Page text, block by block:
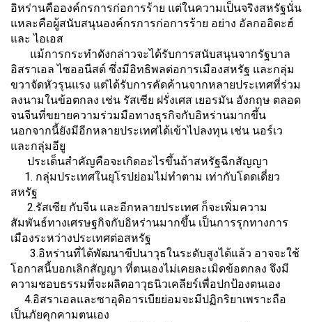
อิหร่านคือองค์กรการก่อการร้าย แต่ในความเป็นจริงสหรัฐนั่น
แหละคือผู้สนับสนุนองค์กรการก่อการร้าย อย่าง อัลกออิดะฮ์
และ ไอเอส
แม้การกระทำดังกล่าวจะได้รับการสนับสนุนจากรัฐบาล
อิสราเอล ไซออนีสต์ ซึ่งมีอิทธิพลต่อการเมืองสหรัฐ และกลุ่ม
ขวาจัดหัวรุนแรง แต่ได้รับการคัดค้านจากหลายประเทศที่ร่วม
ลงนามในข้อตกลง เช่น รัสเซีย ฝรั่งเศส เยอรมัน อังกฤษ ตลอด
จนจีนที่ขยายความร่วมมือทางธุรกิจกับอิหร่านมากขึ้น
นอกจากนี้ยังมีอีกหลายประเทศได้เข้าไปลงทุน เช่น นอร์เว
และกลุ่มอียู
ประเด็นสำคัญคือจะเกิดอะไรขึ้นถ้าสหรัฐฉีกสัญญา
1. กลุ่มประเทศในยุโรปย่อมไม่ทำตาม เท่ากับโดดเดี่ยว
สหรัฐ
2.รัสเซีย กับจีน และอีกหลายประเทศ ก็จะเพิ่มความ
สัมพันธ์ทางเศรษฐกิจกับอิหร่านมากขึ้น เป็นการรุกทางการ
เมืองระหว่างประเทศต่อสหรัฐ
3.อิหร่านที่ได้พัฒนาขีปนาวุธในระดับสูงได้แล้ว อาจจะใช้
โอกาสนี้บอกเลิกสัญญา ที่ตนเองไม่เคยละเมิดข้อตกลง จึงมี
ความชอบธรรมที่จะผลิตอาวุธนิวเคลียร์เพื่อปกป้องตนเอง
4.อิสราเอลและซาอุดิอารเบียย่อมจะมีปฏิกริยาเพราะถือ
เป็นภัยคุกคามตนเอง